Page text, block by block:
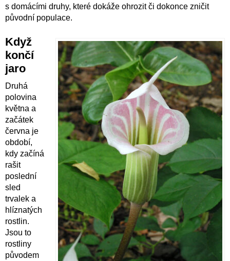
s domácími druhy, které dokáže ohrozit či dokonce zničit
původní populace.
Když
končí
jaro
Druhá
polovina
května a
začátek
června je
období,
kdy začíná
rašit
poslední
sled
trvalek a
hlíznatých
rostlin.
Jsou to
rostliny
původem